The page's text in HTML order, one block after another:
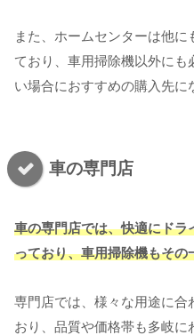
また、ホームセンターは他
ており、車用掃除機以外にも
い場合におすすめの購入先に
車の専門店
車の専門店では、快適にド
っており、車用掃除機もその
専門店では、様々な用途に合
おり、品質や価格帯も多岐に